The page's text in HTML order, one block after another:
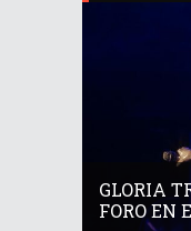
GLORIA
FORO EN